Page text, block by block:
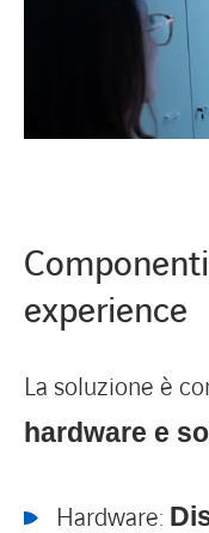
experience
La soluzione è
hardware e
Hardware: